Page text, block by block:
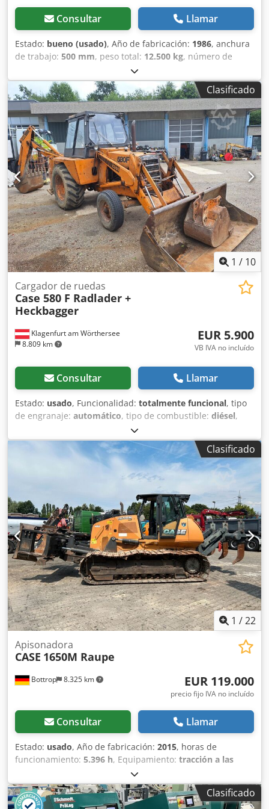
Consultar Llamar
Estado: bueno (usado), Año de fabricación: 1986, anchura
de trabajo: 500 mm, peso total: 12.500 kg, número de
, CASE IH 1660 flujo axial Marca:
Case IH Modelo: 1660 Año: 1987 Horas de funcionamiento:
3.300 h Ancho de sección: 5,00 m Varios tipos de equipos:
picador de paja, esparcidor de paja. Dedpfovr Dxpsx
Akbjwa
Clasificado
1 / 10
Klagenfurt am Wörthersee
8.809 km
Cargador de ruedas
Case 580 F Radlader +
Heckbagger
EUR 5.900
VB IVA no incluído
Consultar Llamar
Estado: usado, Funcionalidad: totalmente funcional, tipo
de engranaje: automático, tipo de combustible: diésel,
, configuración de ejes:
primer registro:10/1977, Año de fabricación:1977,
Equipamiento:hidráulica, Técnicamente en buen estado
Dwjdpjt S Idrjfx Akbsa
Clasificado
1 /22
Bottrop 8.325 km
Apisonadora
CASE 1650M Raupe
EUR 119.000
precio fijo IVA no incluído
Consultar Llamar
Estado: usado, Año de fabricación: 2015, horas de
funcionamiento: 5.396 h, Equipamiento: tracción a las
, CATERPILLAR Modelo: 1650M Peso en vacío:
19 200 kg Potencia: 122 kW Horas de trabajo: 5396
Equipamiento: - Asiento calefactado - Aire acondicionado -
Clasificado